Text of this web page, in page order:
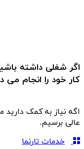
اگر شغلی داشته
کار خود را انجام
اگه نیاز به کمک
عالی برسیم.
خدمات تارنما